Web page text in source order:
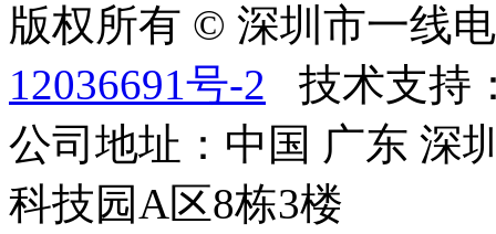
版权所有 © 深圳市一
12036691号-2 技术支持
公司地址：中国 广东 深
科技园A区8栋3楼